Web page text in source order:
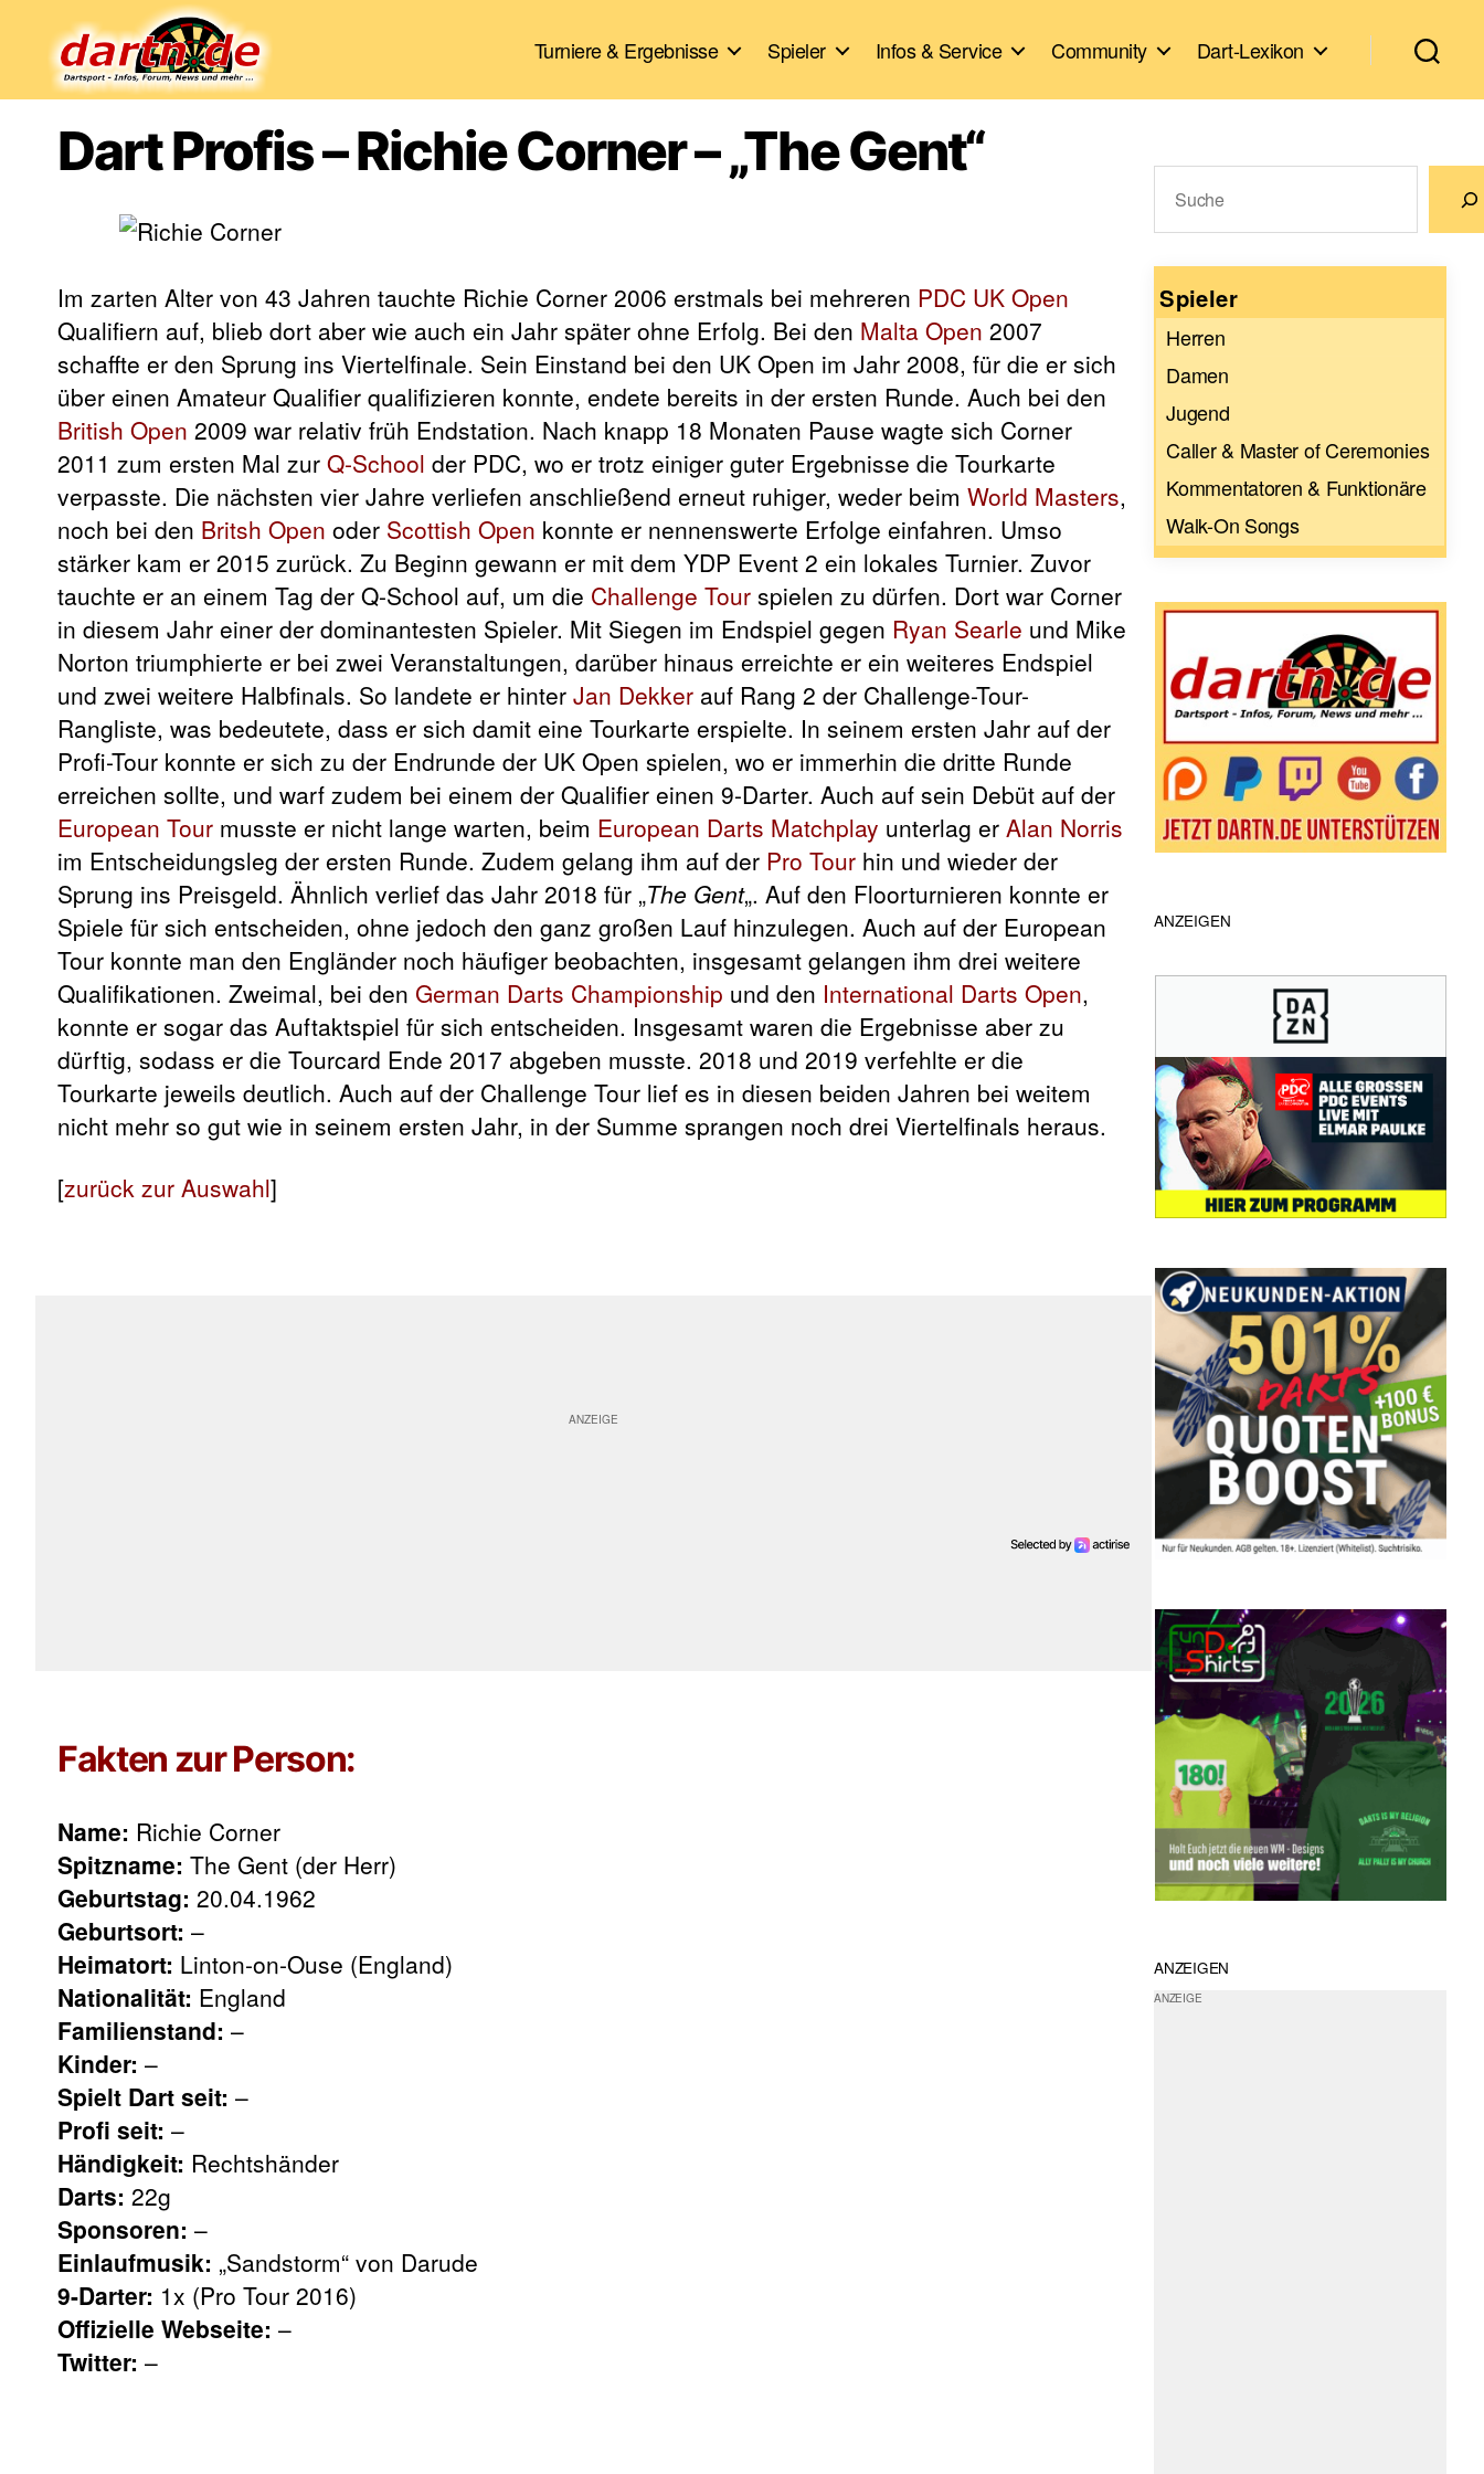
Turniere & Ergebnisse Spieler Infos & Service Community Dart-Lexikon
Dart Profis – Richie Corner – „The Gent“
Im zarten Alter von 43 Jahren tauchte Richie Corner 2006 erstmals bei mehreren PDC UK Open
Qualifiern auf, blieb dort aber wie auch ein Jahr später ohne Erfolg. Bei den Malta Open 2007
schaffte er den Sprung ins Viertelfinale. Sein Einstand bei den UK Open im Jahr 2008, für die er sich
über einen Amateur Qualifier qualifizieren konnte, endete bereits in der ersten Runde. Auch bei den
British Open 2009 war relativ früh Endstation. Nach knapp 18 Monaten Pause wagte sich Corner
2011 zum ersten Mal zur Q-School der PDC, wo er trotz einiger guter Ergebnisse die Tourkarte
verpasste. Die nächsten vier Jahre verliefen anschließend erneut ruhiger, weder beim World Masters,
noch bei den Britsh Open oder Scottish Open konnte er nennenswerte Erfolge einfahren. Umso
stärker kam er 2015 zurück. Zu Beginn gewann er mit dem YDP Event 2 ein lokales Turnier. Zuvor
tauchte er an einem Tag der Q-School auf, um die Challenge Tour spielen zu dürfen. Dort war Corner
in diesem Jahr einer der dominantesten Spieler. Mit Siegen im Endspiel gegen Ryan Searle und Mike
Norton triumphierte er bei zwei Veranstaltungen, darüber hinaus erreichte er ein weiteres Endspiel
und zwei weitere Halbfinals. So landete er hinter Jan Dekker auf Rang 2 der Challenge-Tour-
Rangliste, was bedeutete, dass er sich damit eine Tourkarte erspielte. In seinem ersten Jahr auf der
Profi-Tour konnte er sich zu der Endrunde der UK Open spielen, wo er immerhin die dritte Runde
erreichen sollte, und warf zudem bei einem der Qualifier einen 9-Darter. Auch auf sein Debüt auf der
European Tour musste er nicht lange warten, beim European Darts Matchplay unterlag er Alan Norris
im Entscheidungsleg der ersten Runde. Zudem gelang ihm auf der Pro Tour hin und wieder der
Sprung ins Preisgeld. Ähnlich verlief das Jahr 2018 für „The Gent„. Auf den Floorturnieren konnte er
Spiele für sich entscheiden, ohne jedoch den ganz großen Lauf hinzulegen. Auch auf der European
Tour konnte man den Engländer noch häufiger beobachten, insgesamt gelangen ihm drei weitere
Qualifikationen. Zweimal, bei den German Darts Championship und den International Darts Open,
konnte er sogar das Auftaktspiel für sich entscheiden. Insgesamt waren die Ergebnisse aber zu
dürftig, sodass er die Tourcard Ende 2017 abgeben musste. 2018 und 2019 verfehlte er die
Tourkarte jeweils deutlich. Auch auf der Challenge Tour lief es in diesen beiden Jahren bei weitem
nicht mehr so gut wie in seinem ersten Jahr, in der Summe sprangen noch drei Viertelfinals heraus.
[zurück zur Auswahl]
Fakten zur Person:
Name: Richie Corner
Spitzname: The Gent (der Herr)
Geburtstag: 20.04.1962
Geburtsort: –
Heimatort: Linton-on-Ouse (England)
Nationalität: England
Familienstand: –
Kinder: –
Spielt Dart seit: –
Profi seit: –
Händigkeit: Rechtshänder
Darts: 22g
Sponsoren: –
Einlaufmusik: „Sandstorm“ von Darude
9-Darter: 1x (Pro Tour 2016)
Offizielle Webseite: –
Twitter: –
Spieler
Herren
Damen
Jugend
Caller & Master of Ceremonies
Kommentatoren & Funktionäre
Walk-On Songs
ANZEIGEN
ANZEIGEN